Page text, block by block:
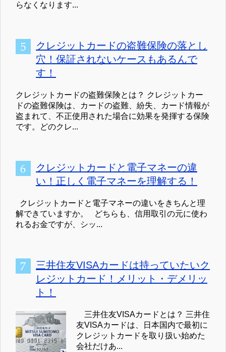
らなくなります...
クレジットカードの盗難保険の落とし
穴！保証されないケースもあるんで
す！
クレジットカードの盗難保険とは？ クレジットカー
ドの盗難保険は、カードの盗難、紛失、カード情報が
盗まれて、不正使用された場合に効果を発揮する保険
です。どのクレ...
クレジットカードと電子マネーの違
い！正しく電子マネーを理解する！
クレジットカードと電子マネーの違いをきちんと理
解できていますか。 どちらも、信用取引の元に使わ
れるお金ですが、シッ...
三井住友VISAカードは持っていたいク
レジットカード！メリット・デメリッ
ト！
三井住友VISAカードとは？ 三井住
友VISAカードは、日本国内で最初に
クレジットカードを取り扱い始めた
会社だけあ...